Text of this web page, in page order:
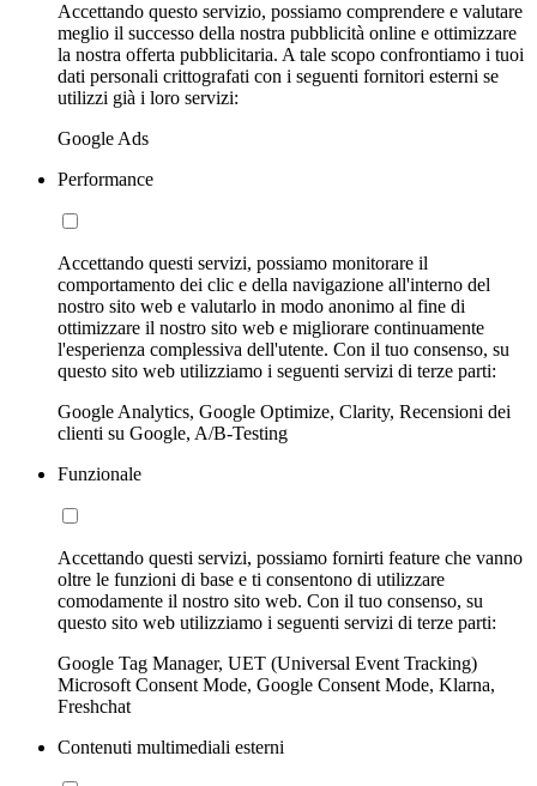
Accettando questo servizio, possiamo comprendere e valutare
meglio il successo della nostra pubblicità online e ottimizzare
la nostra offerta pubblicitaria. A tale scopo confrontiamo i tuoi
dati personali crittografati con i seguenti fornitori esterni se
utilizzi già i loro servizi:
Google Ads
Performance
Accettando questi servizi, possiamo monitorare il
comportamento dei clic e della navigazione all'interno del
nostro sito web e valutarlo in modo anonimo al fine di
ottimizzare il nostro sito web e migliorare continuamente
l'esperienza complessiva dell'utente. Con il tuo consenso, su
questo sito web utilizziamo i seguenti servizi di terze parti:
Google Analytics, Google Optimize, Clarity, Recensioni dei
clienti su Google, A/B-Testing
Funzionale
Accettando questi servizi, possiamo fornirti feature che vanno
oltre le funzioni di base e ti consentono di utilizzare
comodamente il nostro sito web. Con il tuo consenso, su
questo sito web utilizziamo i seguenti servizi di terze parti:
Google Tag Manager, UET (Universal Event Tracking)
Microsoft Consent Mode, Google Consent Mode, Klarna,
Freshchat
Contenuti multimediali esterni